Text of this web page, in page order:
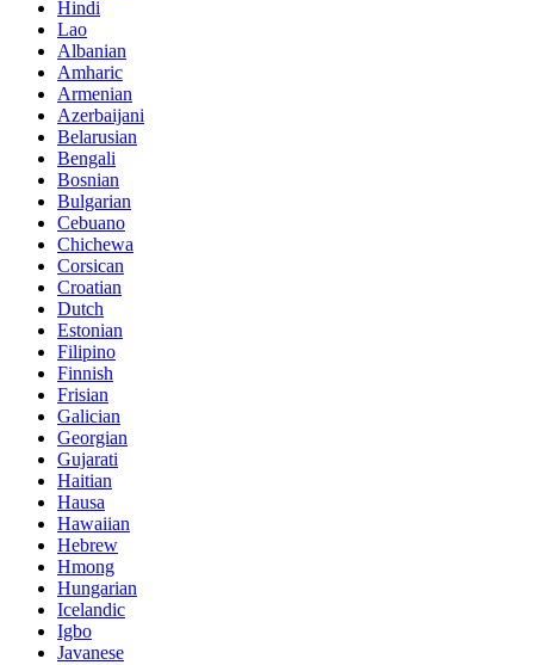
Hindi
Lao
Albanian
Amharic
Armenian
Azerbaijani
Belarusian
Bengali
Bosnian
Bulgarian
Cebuano
Chichewa
Corsican
Croatian
Dutch
Estonian
Filipino
Finnish
Frisian
Galician
Georgian
Gujarati
Haitian
Hausa
Hawaiian
Hebrew
Hmong
Hungarian
Icelandic
Igbo
Javanese